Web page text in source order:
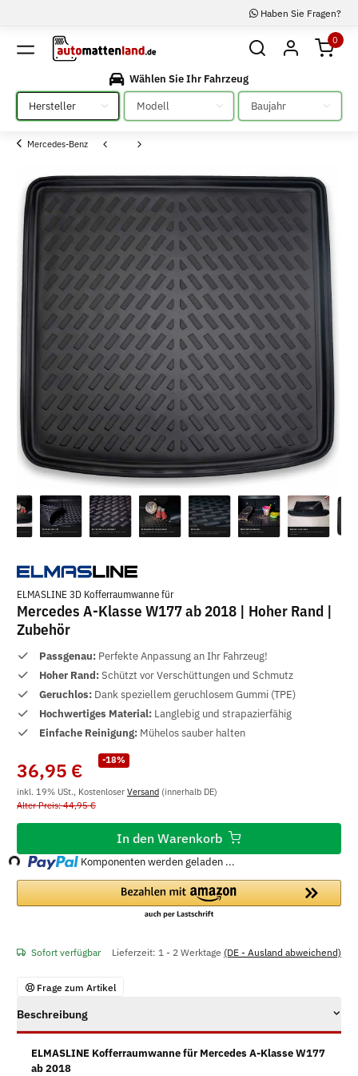
Haben Sie Fragen?
0
Wählen Sie Ihr Fahrzeug
Bitte auswählen
Bitte auswählen Bitte auswählen
Mercedes-Benz
ELMASLINE 3D Kofferraumwanne für
Mercedes A-Klasse W177 ab 2018 | Hoher Rand |
Zubehör
Passgenau: Perfekte Anpassung an Ihr Fahrzeug!
Hoher Rand:Schützt vor Verschüttungen und Schmutz
Geruchlos: Dank speziellem geruchlosem Gummi (TPE)
Hochwertiges Material: Langlebig und strapazierfähig
Einfache Reinigung: Mühelos sauber halten
-18%
36,95 €
inkl. 19% USt., Kostenloser Versand (innerhalb DE)
Alter Preis: 44,95 €
In den Warenkorb
Loading... Komponenten werden geladen ...
Sofort verfügbar Lieferzeit: 1 - 2 Werktage (DE - Ausland abweichend)
Frage zum Artikel
Beschreibung
ELMASLINE Kofferraumwanne für Mercedes A-Klasse W177
ab 2018